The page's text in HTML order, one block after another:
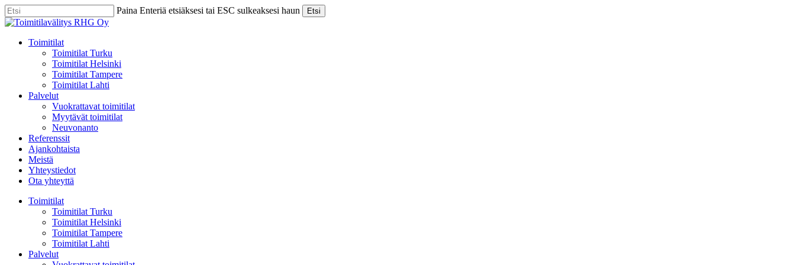
Skip
to
content
Paina Enteriä etsiäksesi tai ESC sulkeaksesi haun Etsi
Close
Menu
Toimitilat
Toimitilat Turku
Toimitilat Helsinki
Toimitilat Tampere
Toimitilat Lahti
Palvelut
Vuokrattavat toimitilat
Myytävät toimitilat
Neuvonanto
Referenssit
Ajankohtaista
Meistä
Yhteystiedot
Ota yhteyttä
Toimitilat
Toimitilat Turku
Toimitilat Helsinki
Toimitilat Tampere
Toimitilat Lahti
Palvelut